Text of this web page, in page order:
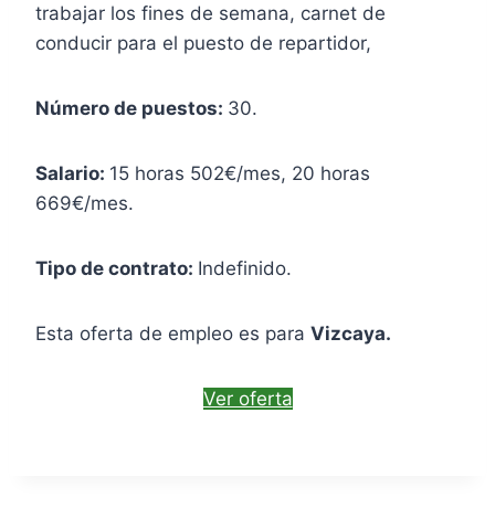
trabajar los fines de semana, carnet de
conducir para el puesto de repartidor,
Número de puestos: 30.
Salario: 15 horas 502€/mes, 20 horas
669€/mes.
Tipo de contrato: Indefinido.
Esta oferta de empleo es para Vizcaya.
Ver oferta